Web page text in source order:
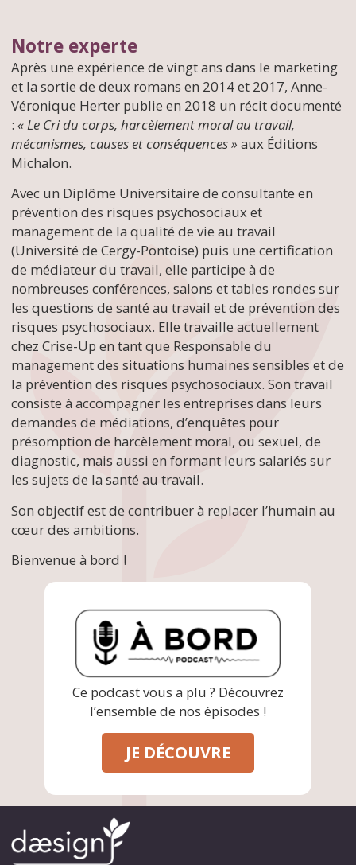
Notre experte
Après une expérience de vingt ans dans le marketing
et la sortie de deux romans en 2014 et 2017, Anne-
Véronique Herter publie en 2018 un récit documenté
: « Le Cri du corps, harcèlement moral au travail,
mécanismes, causes et conséquences » aux Éditions
Michalon.
Avec un Diplôme Universitaire de consultante en
prévention des risques psychosociaux et
management de la qualité de vie au travail
(Université de Cergy-Pontoise) puis une certification
de médiateur du travail, elle participe à de
nombreuses conférences, salons et tables rondes sur
les questions de santé au travail et de prévention des
risques psychosociaux. Elle travaille actuellement
chez Crise-Up en tant que Responsable du
management des situations humaines sensibles et de
la prévention des risques psychosociaux. Son travail
consiste à accompagner les entreprises dans leurs
demandes de médiations, d’enquêtes pour
présomption de harcèlement moral, ou sexuel, de
diagnostic, mais aussi en formant leurs salariés sur
les sujets de la santé au travail.
Son objectif est de contribuer à replacer l’humain au
cœur des ambitions.
Bienvenue à bord !
Ce podcast vous a plu ? Découvrez
l’ensemble de nos épisodes !
JE DÉCOUVRE